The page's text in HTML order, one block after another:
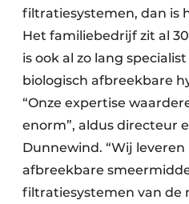
filtratiesystemen, dan is
Het familiebedrijf zit al
is ook al zo lang
biologisch afbreekbare
“Onze expertise
enorm”, aldus directeur
Dunnewind. “Wij leveren
afbreekbare
filtratiesystemen van de